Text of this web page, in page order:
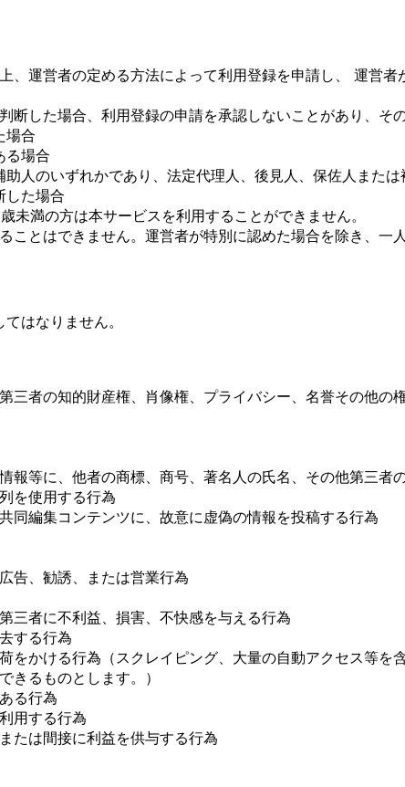
、運営者の定める方法によって利用登録を申請し、 運営
した場合、利用登録の申請を承認しないことがあり、そ
場合
る場合
人のいずれかであり、法定代理人、後見人、保佐人また
した場合
未満の方は本サービスを利用することができません。
とはできません。運営者が特別に認めた場合を除き、一
はなりません。
三者の知的財産権、肖像権、プライバシー、名誉その他の
等に、他者の商標、商号、著名人の氏名、その他第三者
を使用する行為
同編集コンテンツに、故意に虚偽の情報を投稿する行為
告、勧誘、または営業行為
三者に不利益、損害、不快感を与える行為
する行為
かける行為（スクレイピング、大量の自動アクセス等を
きるものとします。）
る行為
用する行為
たは間接に利益を供与する行為